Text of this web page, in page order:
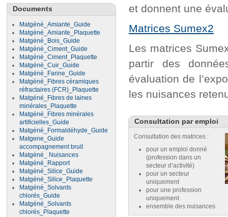
Documents
Matgéné_Amiante_Guide
Matgéné_Amiante_Plaquette
Matgéné_Bois_Guide
Matgéné_Ciment_Guide
Matgéné_Ciment_Plaquette
Matgéné_Cuir_Guide
Matgéné_Farine_Guide
Matgéné_Fibres céramiques
réfractaires (FCR)_Plaquette
Matgéné_Fibres de laines
minérales_Plaquette
Matgéné_Fibres minérales
artificielles_Guide
Matgéné_Formaldéhyde_Guide
Matgene_Guide
accompagnement bruit
Matgéné_ Nuisances
Matgéné_Rapport
Matgéné_Silice_Guide
Matgéné_Silice_Plaquette
Matgéné_Solvants
chlorés_Guide
Matgéné_Solvants
chlorés_Plaquette
et donnent une
Matrices Sumex2
Les matrices
partir des
évaluation de
les nuisances
Consultation par emploi
Consultation des matrices :
pour un emploi donné
(profession dans un
secteur d’activité)
pour un secteur
uniquement
pour une profession
uniquement
ensemble des nuisances